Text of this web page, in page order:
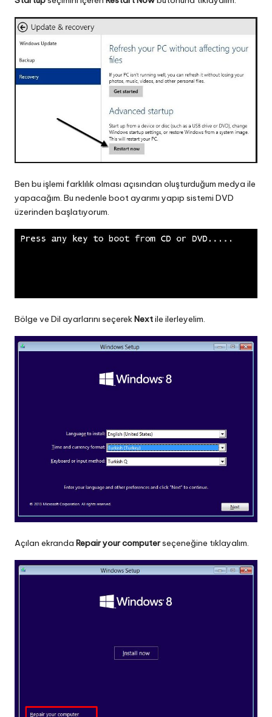
Ben bu işlemi farklılık olması açısından oluşturduğum medya ile
yapacağım. Bu nedenle boot ayarımı yapıp sistemi DVD
üzerinden başlatıyorum.
Bölge ve Dil ayarlarını seçerekNextile ilerleyelim.
Açılan ekranda Repair your computerseçeneğine tıklayalım.